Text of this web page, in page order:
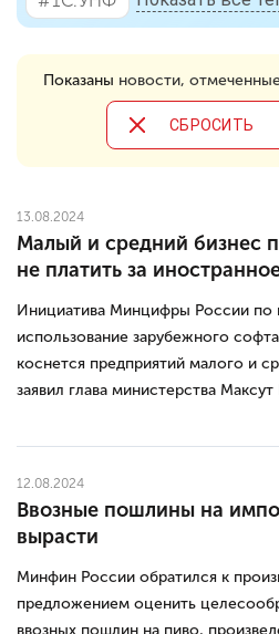
Показаны новости,
CБРОСИТЬ
13.08.2024
Малый и средний бизнес
не платить за
Инициатива Минцифры России по
использование зарубежного
коснется предприятий малого и
заявил глава министерства
12.08.2024
Ввозные пошлины на
вырасти
Минфин России обратился к
предложением оценить
ввозных пошлин на пиво,